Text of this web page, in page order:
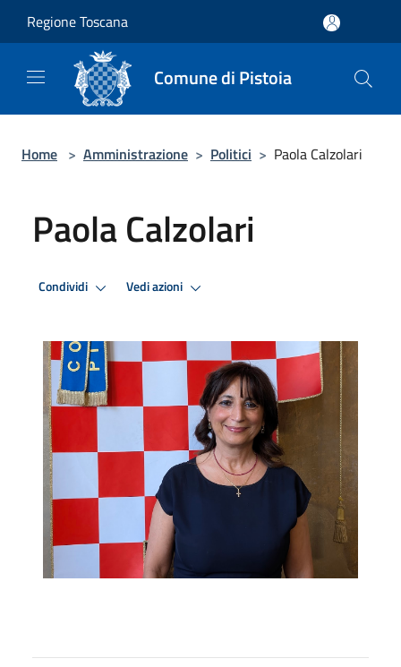
Regione Toscana
Comune di Pistoia
Home > Amministrazione > Politici > Paola Calzolari
Paola Calzolari
Condividi Vedi azioni